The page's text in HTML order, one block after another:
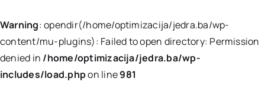
Warning: opendir(/home/optimizacija/jedra.ba/wp-
content/mu-plugins): Failed to open directory: Permission
denied in /home/optimizacija/jedra.ba/wp-
includes/load.phpon line981